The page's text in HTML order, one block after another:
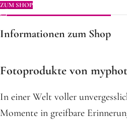
ZUM SHOP
Informationen zum Shop
Fotoprodukte von
In einer Welt voller
Momente in greifbare